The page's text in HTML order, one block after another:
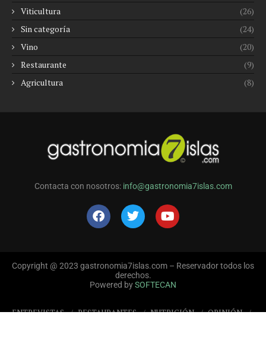
Viticultura
(26)
Sin categoría
(24)
Vino
(20)
Restaurante
(9)
Agricultura
(8)
Contacta con nosotros: info@gastronomia7islas.com
Copyright @ 2023 gastronomia7islas.com – Reservador todos los
derechos.
Powered bySOFTECAN
ENTREVISTAS RESTAURANTES NUTRICIÓN
OPINIÓN